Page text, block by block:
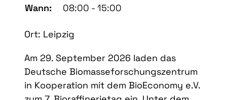
Wann:
08:00 - 15:00
Ort: Leipzig
Am 29. September 2026 laden das
Deutsche Biomasseforschungszentrum
in Kooperation mit dem BioEconomy e.V.